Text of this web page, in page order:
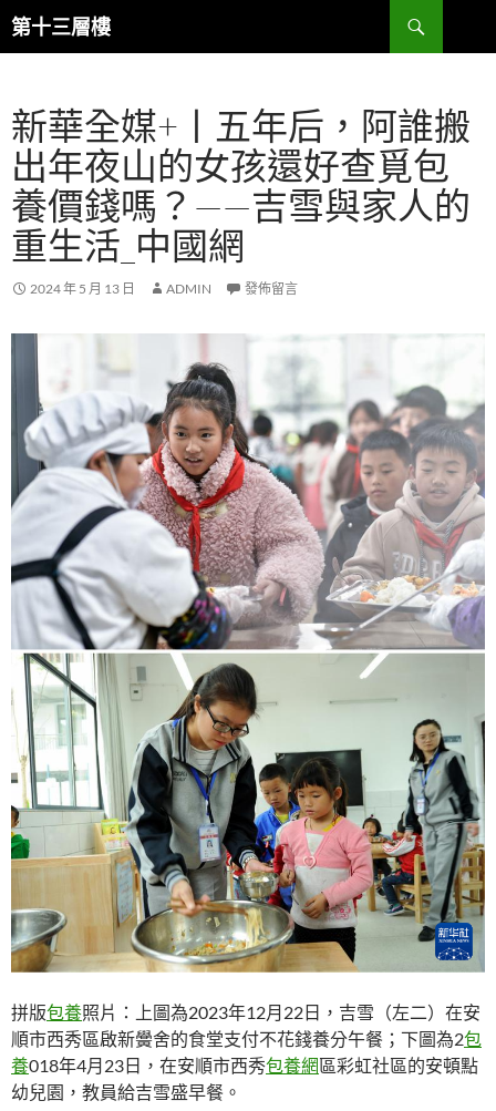
跳
至
內
容
第十三層樓
搜
尋
新華全媒+丨五年后，阿誰搬
出年夜山的女孩還好查覓包
養價錢嗎？——吉雪與家人的
重生活_中國網
2024 年 5 月 13 日 ADMIN 發佈留言
拼版包養照片：上圖為2023年12月22日，吉雪（左二）在安
順市西秀區啟新黌舍的食堂支付不花錢養分午餐；下圖為2包
養018年4月23日，在安順市西秀包養網區彩虹社區的安頓點
幼兒園，教員給吉雪盛早餐。